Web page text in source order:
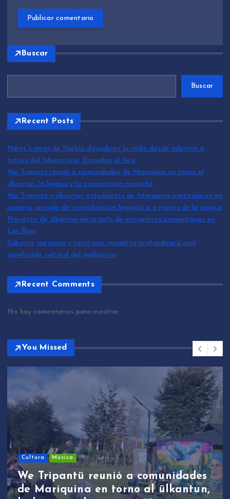
Buscar
Buscar
Recent Posts
Niños y niñas de Niebla descubren la radio desde adentro a
través del laboratorio “Escuelas al Aire”
We Tripantü reunió a comunidades de Mariquina en torno al
ülkantun, la lengua y la cosmovisión mapuche
We Tripantü y ülkantun: estudiantes de Mariquina participaron en
primera jornada de revitalización lingüística a través de la música
Proyecto de ülkantun inicia ciclo de encuentros comunitarios en
Los Ríos
Saberes, memoria y territorio: iniciativa profundizará enel
significado cultural del palikantun
Recent Comments
No hay comentarios para mostrar.
You Missed
Sin categoría
We Tripantü y ülkantun:
estudiantes de Mariquina
participaron en primera jornada